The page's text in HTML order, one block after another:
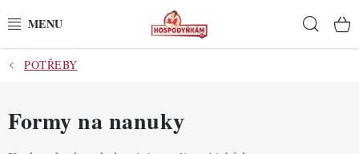
na
POTŘEBY
POMŮCKY
POTŘEBY
Formy na nanuky